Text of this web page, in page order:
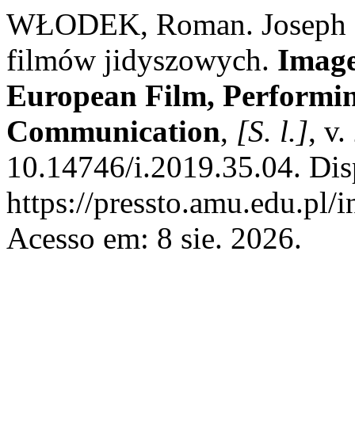
WŁODEK, Roman.
filmów jidyszowych.
European Film,
Communication, [S. l.],
10.14746/i.2019.35.04.
https://
Acesso em: 8 sie. 2026.